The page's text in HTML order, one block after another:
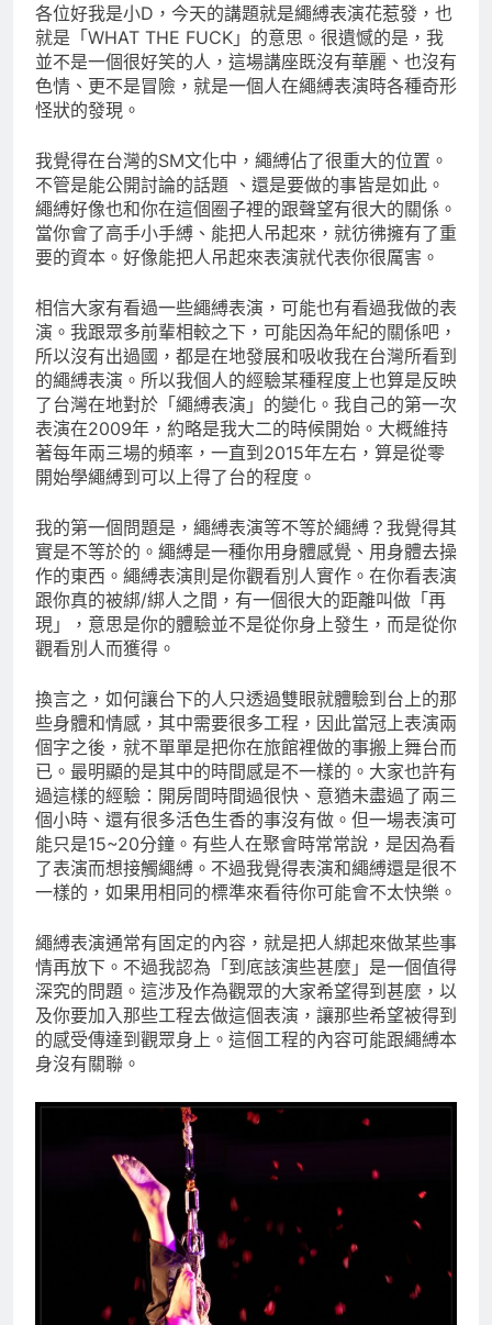
各位好我是小D，今天的講題就是繩縛表演花惹發，也
就是「WHAT THE FUCK」的意思。很遺憾的是，我
並不是一個很好笑的人，這場講座既沒有華麗、也沒有
色情、更不是冒險，就是一個人在繩縛表演時各種奇形
怪狀的發現。
我覺得在台灣的SM文化中，繩縛佔了很重大的位置。
不管是能公開討論的話題 、還是要做的事皆是如此。
繩縛好像也和你在這個圈子裡的跟聲望有很大的關係。
當你會了高手小手縛、能把人吊起來，就彷彿擁有了重
要的資本。好像能把人吊起來表演就代表你很厲害。
相信大家有看過一些繩縛表演，可能也有看過我做的表
演。我跟眾多前輩相較之下，可能因為年紀的關係吧，
所以沒有出過國，都是在地發展和吸收我在台灣所看到
的繩縛表演。所以我個人的經驗某種程度上也算是反映
了台灣在地對於「繩縛表演」的變化。我自己的第一次
表演在2009年，約略是我大二的時候開始。大概維持
著每年兩三場的頻率，一直到2015年左右，算是從零
開始學繩縛到可以上得了台的程度。
我的第一個問題是，繩縛表演等不等於繩縛？我覺得其
實是不等於的。繩縛是一種你用身體感覺、用身體去操
作的東西。繩縛表演則是你觀看別人實作。在你看表演
跟你真的被綁/綁人之間，有一個很大的距離叫做「再
現」，意思是你的體驗並不是從你身上發生，而是從你
觀看別人而獲得。
換言之，如何讓台下的人只透過雙眼就體驗到台上的那
些身體和情感，其中需要很多工程，因此當冠上表演兩
個字之後，就不單單是把你在旅館裡做的事搬上舞台而
已。最明顯的是其中的時間感是不一樣的。大家也許有
過這樣的經驗：開房間時間過很快、意猶未盡過了兩三
個小時、還有很多活色生香的事沒有做。但一場表演可
能只是15~20分鐘。有些人在聚會時常常說，是因為看
了表演而想接觸繩縛。不過我覺得表演和繩縛還是很不
一樣的，如果用相同的標準來看待你可能會不太快樂。
繩縛表演通常有固定的內容，就是把人綁起來做某些事
情再放下。不過我認為「到底該演些甚麼」是一個值得
深究的問題。這涉及作為觀眾的大家希望得到甚麼，以
及你要加入那些工程去做這個表演，讓那些希望被得到
的感受傳達到觀眾身上。這個工程的內容可能跟繩縛本
身沒有關聯。